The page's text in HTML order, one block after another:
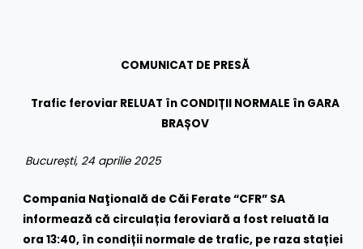
COMUNICAT DE PRESĂ
Trafic feroviar RELUAT în CONDIȚII NORMALE în GARA
BRAȘOV
București, 24 aprilie 2025
Compania Naţională de Căi Ferate “CFR” SA
informează că circulația feroviară a fost reluată la
ora 13:40, în condiții normale de trafic, pe raza stației